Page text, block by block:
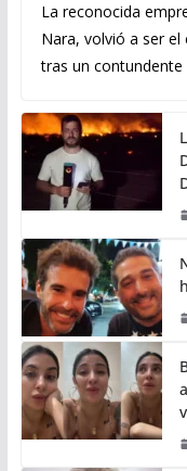
La reconocida
Nara, volvió a ser
tras un contundente